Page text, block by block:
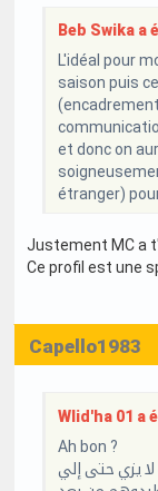
Beb Swika a
L'idéal pour
saison puis
et donc on
étranger)
Justement MC a
Ce profil est une
Capello1983
Wlid'ha 01 a
Ah bon ?
يزي حتى إلي